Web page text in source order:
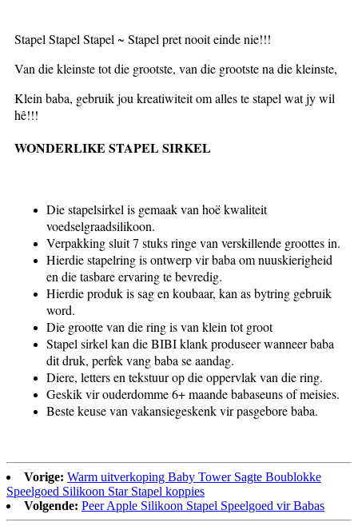
Stapel Stapel Stapel ~ Stapel pret nooit einde nie!!!
Van die kleinste tot die grootste, van die grootste na die kleinste,
Klein baba, gebruik jou kreatiwiteit om alles te stapel wat jy wil
hê!!!
WONDERLIKE STAPEL SIRKEL
Die stapelsirkel is gemaak van hoë kwaliteit
voedselgraadsilikoon.
Verpakking sluit 7 stuks ringe van verskillende groottes in.
Hierdie stapelring is ontwerp vir baba om nuuskierigheid
en die tasbare ervaring te bevredig.
Hierdie produk is sag en koubaar, kan as bytring gebruik
word.
Die grootte van die ring is van klein tot groot
Stapel sirkel kan die BIBI klank produseer wanneer baba
dit druk, perfek vang baba se aandag.
Diere, letters en tekstuur op die oppervlak van die ring.
Geskik vir ouderdomme 6+ maande babaseuns of meisies.
Beste keuse van vakansiegeskenk vir pasgebore baba.
Vorige: Warm uitverkoping Baby Tower Sagte Boublokke
Speelgoed Silikoon Star Stapel koppies
Volgende: Peer Apple Silikoon Stapel Speelgoed vir Babas